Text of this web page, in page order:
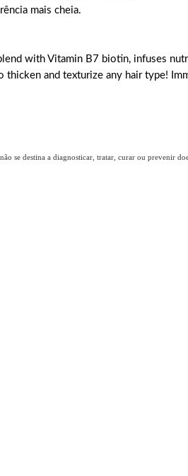
mais cheia.
with Vitamin B7 biotin, infuses
and texturize any hair type!
se destina a diagnosticar, tratar, curar ou prevenir